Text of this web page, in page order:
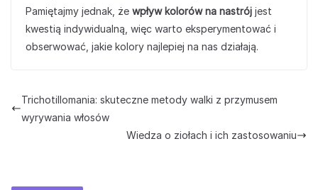
Pamiętajmy jednak, że wpływ kolorów na nastrój jest
kwestią indywidualną, więc warto eksperymentować i
obserwować, jakie kolory najlepiej na nas działają.
Trichotillomania: skuteczne metody walki z przymusem
wyrywania włosów
Wiedza o ziołach i ich zastosowaniu